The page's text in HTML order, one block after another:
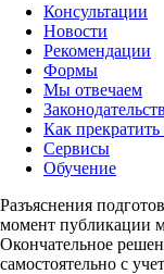
Консультации
Новости
Рекомендации
Формы
Мы отвечаем
Как
Сервисы
Обучение
Разъяснения
момент публикации
Окончательное
самостоятельно с